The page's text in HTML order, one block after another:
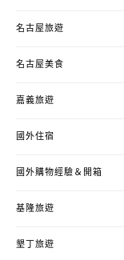
名古屋旅遊
名古屋美食
嘉義旅遊
國外住宿
國外購物經驗＆開箱
基隆旅遊
墾丁旅遊